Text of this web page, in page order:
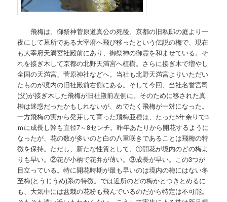
飛梅は、御祭神菅原道真公の死後、京都の旧私邸の庭より一
夜にして墓所である大宰府へ飛び移ったという伝説の梅で、現在
も大宰府天満宮社殿前にあり、御祭神の御霊を和ませている。そ
れを接ぎ木して京都の北野天満宮へ植樹。さらに接ぎ木で増やし
全国の天満宮、菅原神社などへ。当社も北野天満宮よりいただい
たものが境内の旧社殿前右側にある。そして今回、当社名誉宮司
(父)が接ぎ木した飛梅が旧社殿前左側に。そのために移された真
榊は迷惑だったかもしれないが、めでたく飛梅が一対になった。
一方飛梅の実から発芽して育った飛梅亜種は、たった5年余りで3
ｍに成長し幹も直径7～8センチ。昨年あたりから開花するように
なったが、花の数が多いのと白の八重咲きであることは飛梅の特
徴を保持。ただし、新たな性質として、①開花が境内のどの梅よ
りも早い。②花が小柄で花弁が薄い。③成長が早い。この3つが
目立っている。特に開花時期が最も早いのは境内の梅にはない冬
至梅(とうじうめ)系の特徴。では近所のどの梅かとつきとめるに
も、大気中には盆栽の花粉も飛んでいるのだから特定は不可能。